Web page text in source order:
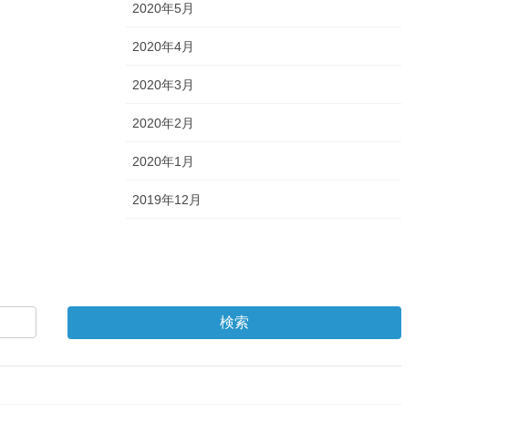
2020年5月
2020年4月
2020年3月
2020年2月
2020年1月
2019年12月